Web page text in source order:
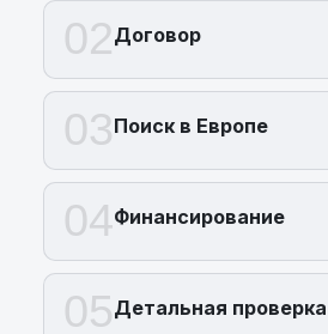
02Договор
03Поиск в Европе
04Финансирование
05Детальная проверка